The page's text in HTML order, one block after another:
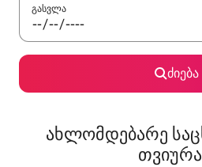
გასვლა
ძიება
ახლომდებარე